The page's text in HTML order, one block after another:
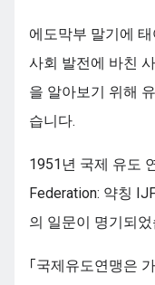
에도막부 말기에
사회 발전에 바친
을 알아보기 위해
습니다.
1951년 국제 유도
Federation: 약칭
의 일문이 명기되었
「국제유도연맹은